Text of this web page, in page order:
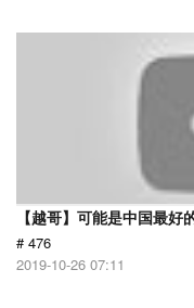
【越哥】可能是中国最好
# 476
2019-10-26 07:11